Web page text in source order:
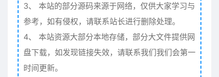
3、
本站的部分源码来源于网络，仅供大家学习与
参考，如有侵权，请联系站长进行删除处理。
4、
本站资源大部分本地存储，部分大文件提供网
盘下载，如发现链接失效，请联系我们我们会第一
时间更新。